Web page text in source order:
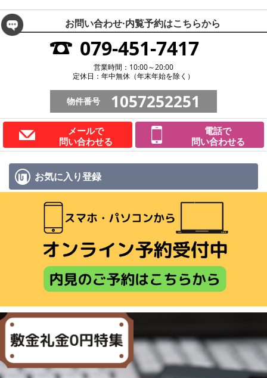
お問い合わせ·内覧予約はこちらから
079-451-7417
営業時間：10:00～20:00
定休日：年中無休（年末年始を除く）
物件番号 1057252251
メールで
問い合わせる
電話で
問い合わせる
お気に入り登録